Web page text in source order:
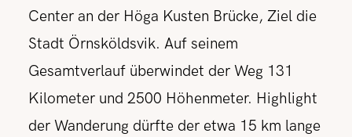
Center an der Höga Kusten Brücke, Ziel die
Stadt Örnsköldsvik. Auf seinem
Gesamtverlauf überwindet der Weg 131
Kilometer und 2500 Höhenmeter. Highlight
der Wanderung dürfte der etwa 15 km lange